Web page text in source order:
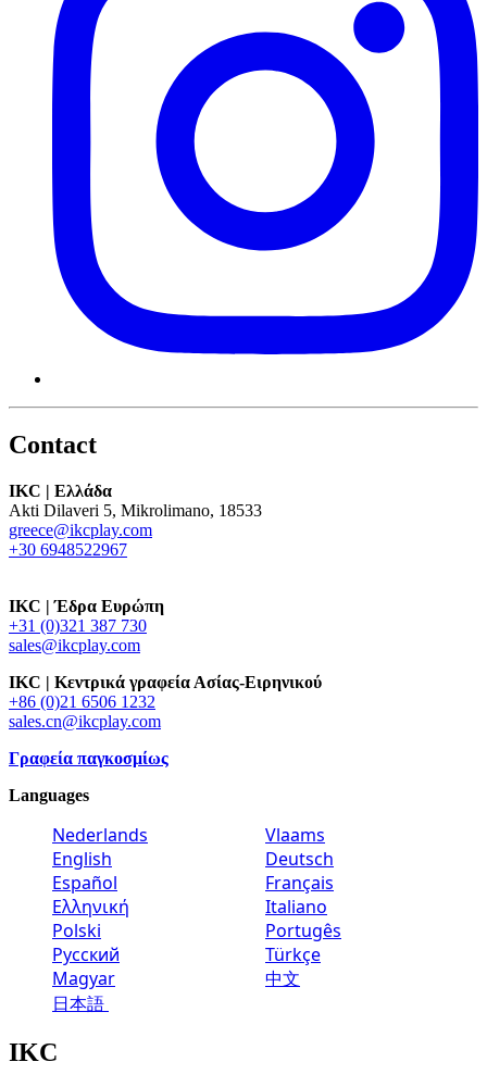
Contact
IKC | Ελλάδα
Akti Dilaveri 5, Mikrolimano, 18533
greece@ikcplay.com
+30 6948522967
IKC | Έδρα Ευρώπη
+31 (0)321 387 730
sales@ikcplay.com
IKC | Κεντρικά γραφεία Ασίας-Ειρηνικού
+86 (0)21 6506 1232
sales.cn@ikcplay.com
Γραφεία παγκοσμίως
Languages
Nederlands
Vlaams
English
Deutsch
Español
Français
Ελληνική
Italiano
Polski
Portugês
Русский
Türkçe
Magyar
中文
日本語
IKC